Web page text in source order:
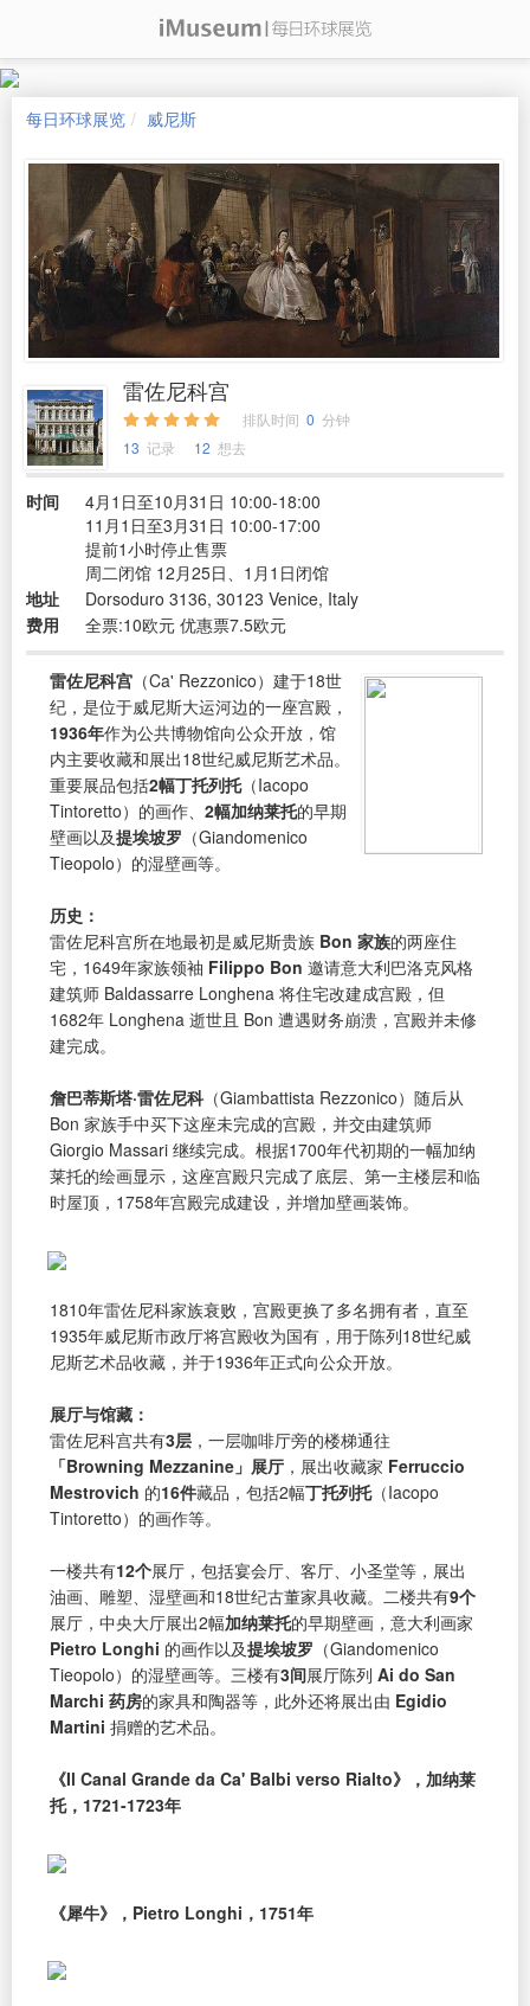
每日环球展览 威尼斯
雷佐尼科宫
排队时间 0 分钟
13 记录 12 想去
时间
4月1日至10月31日 10:00-18:00
11月1日至3月31日 10:00-17:00
提前1小时停止售票
周二闭馆 12月25日、1月1日闭馆
地址
Dorsoduro 3136, 30123 Venice, Italy
费用
全票:10欧元 优惠票7.5欧元
雷佐尼科宫 （Ca' Rezzonico）建于18世
纪，是位于威尼斯大运河边的一座宫殿，
1936年作为公共博物馆向公众开放，馆
内主要收藏和展出18世纪威尼斯艺术品。
重要展品包括2幅丁托列托（Iacopo
Tintoretto）的画作、 2幅加纳莱托的早期
壁画以及提埃坡罗 （Giandomenico
Tieopolo）的湿壁画等。
历史：
雷佐尼科宫所在地最初是威尼斯贵族 Bon 家族的两座住
宅，1649年家族领袖 Filippo Bon 邀请意大利巴洛克风格
建筑师 Baldassarre Longhena 将住宅改建成宫殿，但
1682年 Longhena 逝世且 Bon 遭遇财务崩溃，宫殿并未修
建完成。
詹巴蒂斯塔·雷佐尼科 （Giambattista Rezzonico）随后从
Bon 家族手中买下这座未完成的宫殿，并交由建筑师
Giorgio Massari 继续完成。根据1700年代初期的一幅加纳
莱托的绘画显示，这座宫殿只完成了底层、第一主楼层和临
时屋顶，1758年宫殿完成建设，并增加壁画装饰。
1810年雷佐尼科家族衰败，宫殿更换了多名拥有者，直至
1935年威尼斯市政厅将宫殿收为国有，用于陈列18世纪威
尼斯艺术品收藏，并于1936年正式向公众开放。
展厅与馆藏：
雷佐尼科宫共有3层 ，一层咖啡厅旁的楼梯通往
「Browning Mezzanine」展厅 ，展出收藏家 Ferruccio
Mestrovich 的16件藏品，包括2幅丁托列托（Iacopo
Tintoretto）的画作等。
一楼共有12个展厅，包括宴会厅、客厅、小圣堂等，展出
油画、雕塑、湿壁画和18世纪古董家具收藏。二楼共有9个
展厅，中央大厅展出2幅加纳莱托的早期壁画，意大利画家
Pietro Longhi 的画作以及提埃坡罗 （Giandomenico
Tieopolo）的湿壁画等。三楼有3间展厅陈列 Ai do San
Marchi 药房的家具和陶器等，此外还将展出由 Egidio
Martini 捐赠的艺术品。
《Il Canal Grande da Ca' Balbi verso Rialto》，加纳莱
托，1721-1723年
《犀牛》，Pietro Longhi，1751年